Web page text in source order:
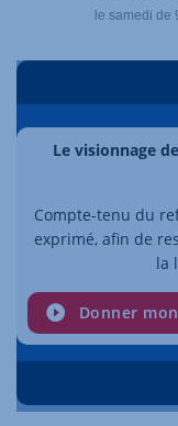
le samedi de
Le visionnage
Compte-tenu du
exprimé, afin de
la
Donner